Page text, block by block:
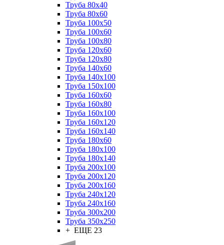
Труба 80x40
Труба 80x60
Труба 100x50
Труба 100x60
Труба 100x80
Труба 120x60
Труба 120x80
Труба 140x60
Труба 140x100
Труба 150x100
Труба 160x60
Труба 160x80
Труба 160x100
Труба 160x120
Труба 160x140
Труба 180x60
Труба 180x100
Труба 180x140
Труба 200x100
Труба 200x120
Труба 200x160
Труба 240x120
Труба 240x160
Труба 300x200
Труба 350x250
+ ЕЩЕ 23